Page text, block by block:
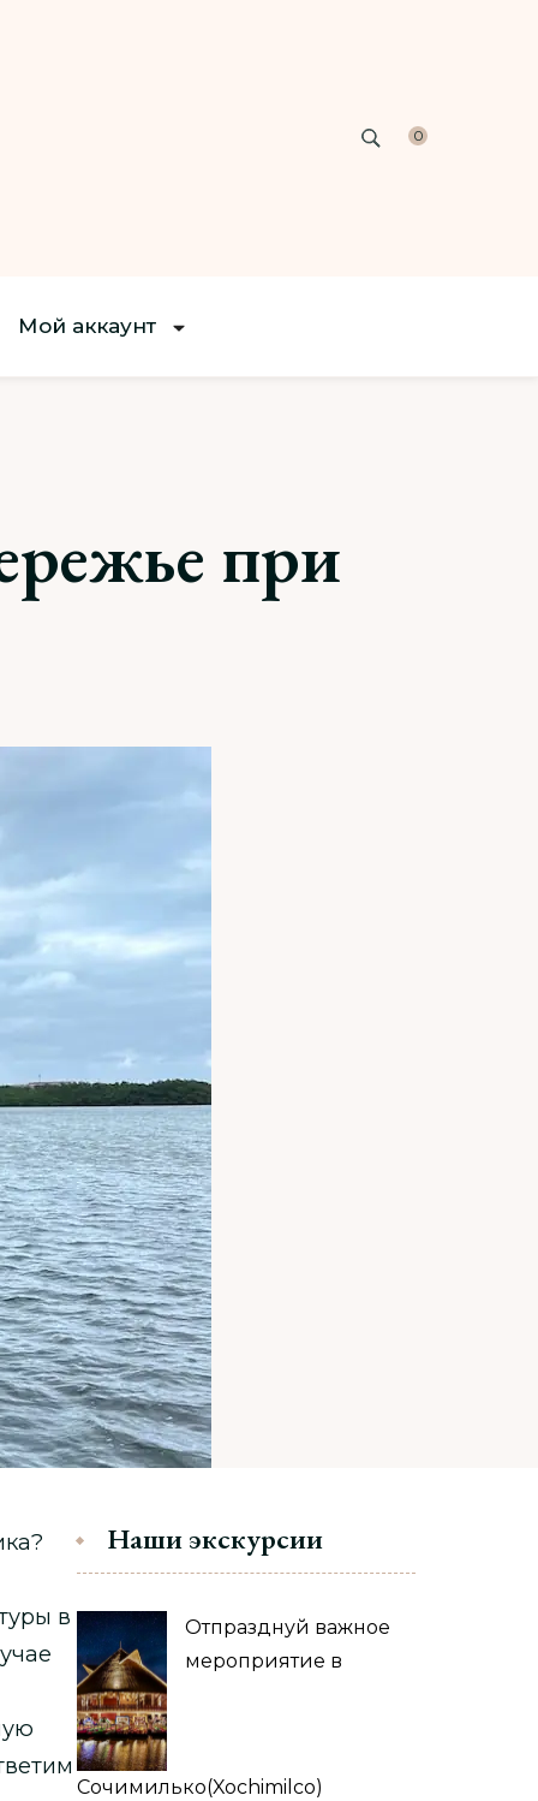
0
Мой аккаунт
при
в
Наши экскурсии
Отпразднуй важное
мероприятие в
Сочимилько(Xochimilco)